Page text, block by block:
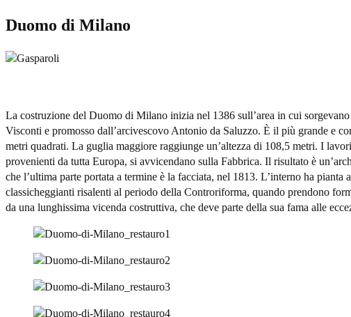
Duomo di Milano
La costruzione del Duomo di Milano inizia nel 1386 sull’area in cui
Visconti e promosso dall’arcivescovo Antonio da Saluzzo. È il più grande e
metri quadrati. La guglia maggiore raggiunge un’altezza di 108,5 metri. I
provenienti da tutta Europa, si avvicendano sulla Fabbrica. Il risultato è
che l’ultima parte portata a termine è la facciata, nel 1813. L’interno ha
classicheggianti risalenti al periodo della Controriforma, quando prendono
da una lunghissima vicenda costruttiva, che deve parte della sua fama alle